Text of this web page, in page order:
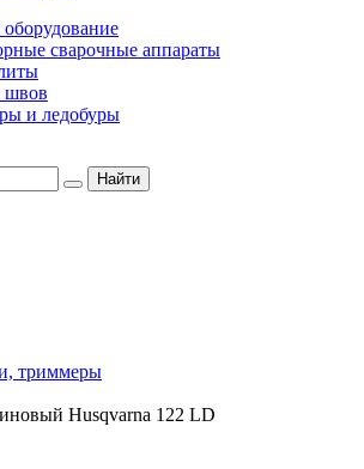
сварочные аппараты
швов
и ледобуры
триммеры
Husqvarna 122 LD